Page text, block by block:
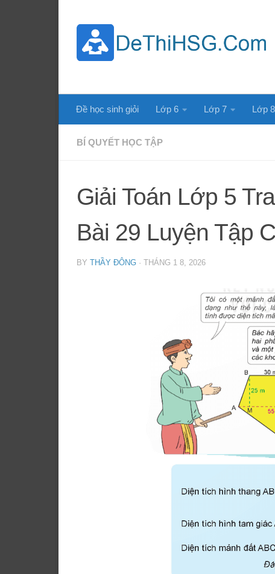
Đề học sinh giỏi Lớp 6 Lớp 7 Lớp 8
BÍ QUYẾT HỌC TẬP
Giải Toán Lớp 5
Bài 29 Luyện Tập
BY THẦY ĐÔNG · THÁNG 1 8, 2026